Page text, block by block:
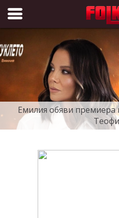
Folk.bg
Емилия обяви премиера